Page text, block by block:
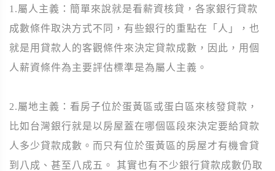
1.屬人主義：簡單來說就是看薪資核貸，各家銀行貸款
成數條件取決方式不同，有些銀行的重點在「人」，也
就是用貸款人的客觀條件來決定貸款成數，因此，用個
人薪資條件為主要評估標準是為屬人主義。
2.屬地主義：看房子位於蛋黃區或蛋白區來核發貸款，
比如台灣銀行就是以房屋蓋在哪個區段來決定要給貸款
人多少貸款成數。而只有位於蛋黃區的房屋才有機會貸
到八成、甚至八成五。 其實也有不少銀行貸款成數仍取